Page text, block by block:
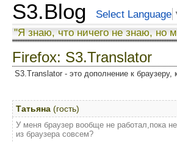
S3.Blog Select Language
"Я знаю, что ничего не знаю, но
Firefox: S3.Translator
S3.Translator - это дополнение к
Татьяна (гость)
У меня браузер вообще не работал,пока
из браузера совсем?